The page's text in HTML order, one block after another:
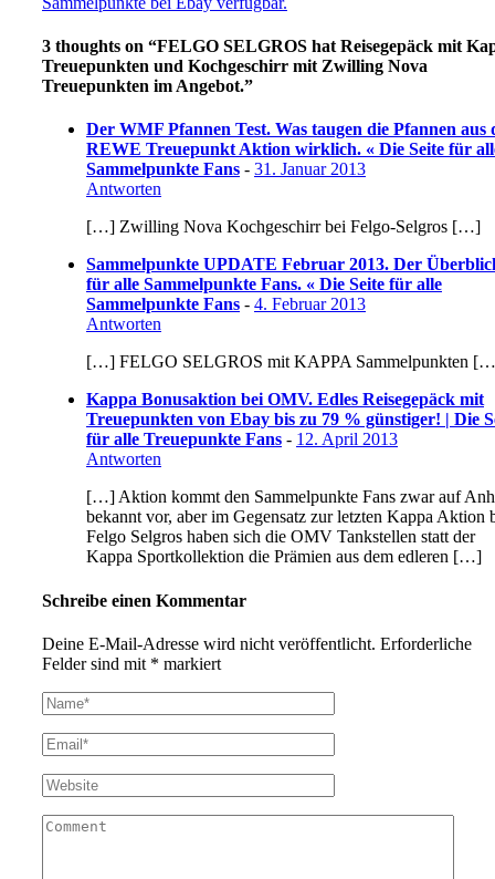
3 thoughts on “FELGO SELGROS hat Reisegepäck mit
Treuepunkten und Kochgeschirr mit Zwilling Nova
Treuepunkten im Angebot.”
Der WMF Pfannen Test. Was taugen die Pfannen aus
REWE Treuepunkt Aktion wirklich. « Die Seite für
Sammelpunkte Fans - 31. Januar 2013
Antworten
[…] Zwilling Nova Kochgeschirr bei Felgo-Selgros […]
Sammelpunkte UPDATE Februar 2013. Der
für alle Sammelpunkte Fans. « Die Seite für alle
Sammelpunkte Fans - 4. Februar 2013
Antworten
[…] FELGO SELGROS mit KAPPA Sammelpunkten
Kappa Bonusaktion bei OMV. Edles Reisegepäck mit
Treuepunkten von Ebay bis zu 79 % günstiger! | Die
für alle Treuepunkte Fans - 12. April 2013
Antworten
[…] Aktion kommt den Sammelpunkte Fans zwar auf
bekannt vor, aber im Gegensatz zur letzten Kappa Aktion
Felgo Selgros haben sich die OMV Tankstellen statt der
Kappa Sportkollektion die Prämien aus dem edleren […]
Schreibe einen Kommentar
Deine E-Mail-Adresse wird nicht veröffentlicht. Erforderliche
Felder sind mit * markiert